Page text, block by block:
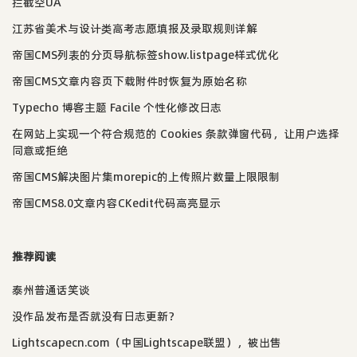
江苏省美术与设计类高考志愿填报及录取规则详解
帝国CMS列表的分页导航标签show.listpage样式优化
帝国CMS文章内容页下载附件时恢复为原始名称
Typecho 博客主题 Facile 个性化修改日志
在网站上实现一个符合规范的 Cookies 条款弹窗代码，让用户选择
同意或拒绝
帝国CMS解决图片集morepic的上传照片数量上限限制
帝国CMS8.0文章内容CKedit代码高亮显示
推荐阅读
泰州普通话笑谈
没作品发布是否就没有日志更新？
Lightscapecn.com（中国Lightscape联盟），被出售